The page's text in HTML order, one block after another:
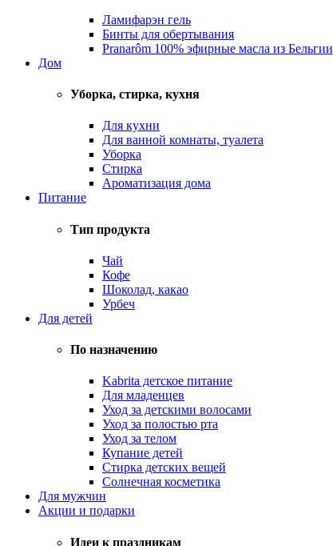
Ламифарэн гель
Бинты для обертывания
Pranarôm 100% эфирные масла из Бельгии
Дом
Уборка, стирка, кухня
Для кухни
Для ванной комнаты, туалета
Уборка
Стирка
Ароматизация дома
Питание
Тип продукта
Чай
Кофе
Шоколад, какао
Урбеч
Для детей
По назначению
Kabrita детское питание
Для младенцев
Уход за детскими волосами
Уход за полостью рта
Уход за телом
Купание детей
Стирка детских вещей
Солнечная косметика
Для мужчин
Акции и подарки
Идеи к праздникам